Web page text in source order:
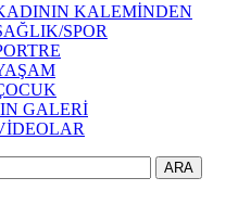
KALEMİNDEN
SPOR
GALERİ
ARA